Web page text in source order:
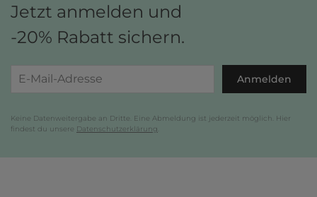
Jetzt anmelden und
-20% Rabatt sichern.
Anmelden
Keine Datenweitergabe an Dritte. Eine Abmeldung ist jederzeit möglich. Hier
findest du unsere Datenschutzerklärung